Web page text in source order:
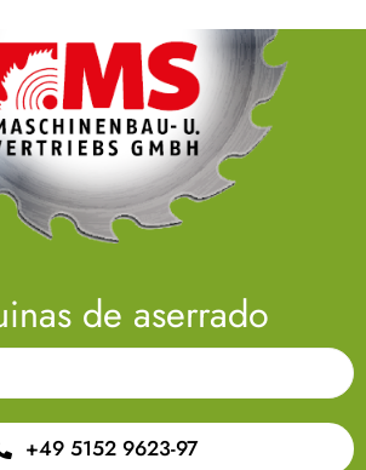
de aserrado
+49 5152 9623-97